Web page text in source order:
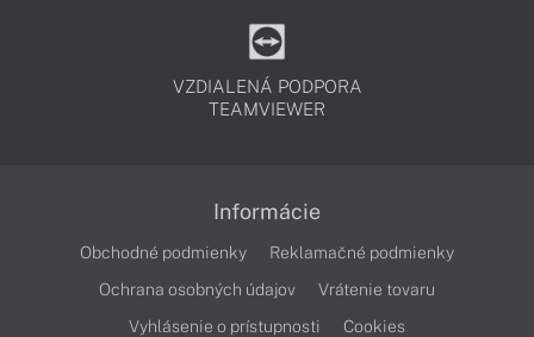
VZDIALENÁ PODPORA
TEAMVIEWER
Informácie
Obchodné podmienky
Reklamačné podmienky
Ochrana osobných údajov
Vrátenie tovaru
Vyhlásenie o prístupnosti
Cookies